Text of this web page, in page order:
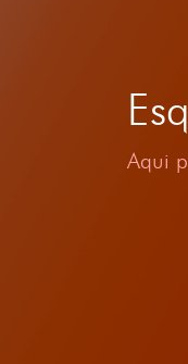
Aqui